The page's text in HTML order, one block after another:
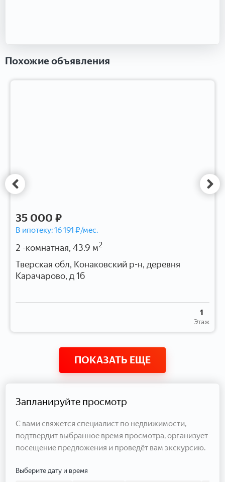
Похожие объявления
35 000 ₽
В ипотеку:16 191 ₽/мес.
2 -комнатная, 43.9 м2
Тверская обл, Конаковский р-н, деревня
Карачарово, д 1б
Этаж
1
ПОКАЗАТЬ ЕЩЕ
Запланируйте просмотр
С вами свяжется специалист по недвижимости,
подтвердит выбранное время просмотра, организует
посещение предложения и проведёт вам экскурсию.
Выберите дату и время